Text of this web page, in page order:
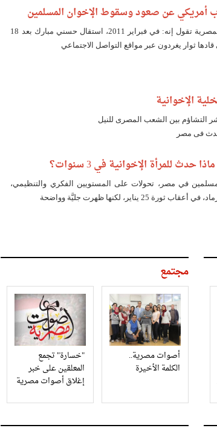
أمريكي عن صعود وسقوط الإخوان المسلمين
الرواية المعتادة للثورة المصرية تقول إنه: في فبراير 2011، استقال حسني مبارك بعد 18
قادها ثوار يغردون عبر مواقع التواصل الاجتماعي
الإخوانية
التشاؤم بين الشعب المصرى للنيل
فى مصر
حدث للمرأة الإخوانية في 3 سنوات؟
في مصر، تحولات على المستويين الفكري والتنظيمي،
يناير، لكنها ظهرت جليَّة وواضحة
مجتمع
أصوات مصرية..
الكلمة الأخيرة
"خسارة" تجمع
المعلقين على خبر
إغلاق أصوات مصرية